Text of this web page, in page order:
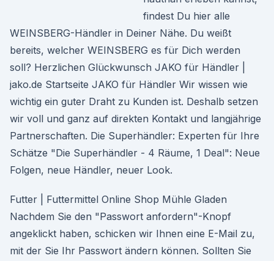
findest Du hier alle
WEINSBERG-Händler in Deiner Nähe. Du weißt
bereits, welcher WEINSBERG es für Dich werden
soll? Herzlichen Glückwunsch JAKO für Händler |
jako.de Startseite JAKO für Händler Wir wissen wie
wichtig ein guter Draht zu Kunden ist. Deshalb setzen
wir voll und ganz auf direkten Kontakt und langjährige
Partnerschaften. Die Superhändler: Experten für Ihre
Schätze "Die Superhändler - 4 Räume, 1 Deal": Neue
Folgen, neue Händler, neuer Look.
Futter | Futtermittel Online Shop Mühle Gladen
Nachdem Sie den "Passwort anfordern"-Knopf
angeklickt haben, schicken wir Ihnen eine E-Mail zu,
mit der Sie Ihr Passwort ändern können. Sollten Sie